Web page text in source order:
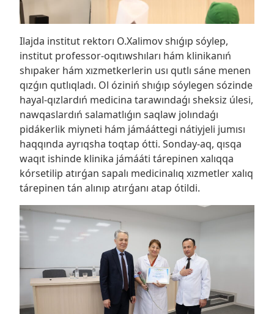
Ilajda institut rektorı O.Xalimov shıǵıp sóylep,
institut professor-oqıtıwshıları hám klinikanıń
shıpaker hám xızmetkerlerin usı qutlı sáne menen
qızǵın qutlıqladı. Ol óziniń shıǵıp sóylegen sózinde
hayal-qızlardıń medicina tarawındaǵı sheksiz úlesi,
nawqaslardıń salamatlıǵın saqlaw jolındaǵı
pidákerlik miyneti hám jámááttegi nátiyjeli jumısı
haqqında ayrıqsha toqtap ótti. Sonday-aq, qısqa
waqıt ishinde klinika jámááti tárepinen xalıqqa
kórsetilip atırǵan sapalı medicinalıq xızmetler xalıq
tárepinen tán alınıp atırǵanı atap ótildi.